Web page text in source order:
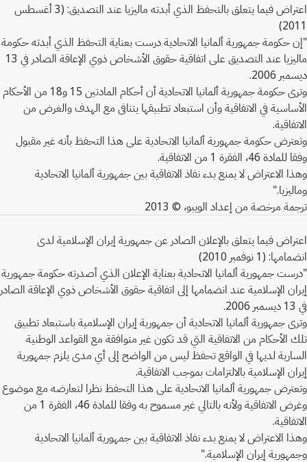
اعتراض فيما يتعلق بالتحفظ الذي أبدته ماليزيا عند التصديق: (3 أغسطس
2011)
"إن حكومة جمهورية ألمانيا الاتحادية درست بعناية التحفظ الذي أبدته حكومة
ماليزيا عند التصديق على اتفاقية حقوق الأشخاص ذوي الإعاقة الصادر في 13
ديسمبر 2006.
وترى حكومة جمهورية ألمانيا الاتحادية أن أحكام المادتين 15 و18 من الأحكام
الأساسية في الاتفاقية وأن استبعاد تطبيقها يتنافى مع الهدف والغرض من
الاتفاقية.
وتعترض حكومة جمهورية ألمانيا الاتحادية على هذا التحفظ بأنه غير مقبول
وفقا للمادة 46، الفقرة 1 من الاتفاقية.
وهذا الاعتراض لا يمنع بدء نفاذ الاتفاقية بين جمهورية ألمانيا الاتحادية
وماليزيا."
ترجمة مرخصة من إعداد الويبو، © 2013
اعتراض فيما يتعلق بالإعلان الصادر عن جمهورية إيران الإسلامية لدى
انضمامها: (1 نوفمبر 2010)
"درست جمهورية ألمانيا الاتحادية بعناية الإعلان الذي أصدرته حكومة جمهورية
إيران الإسلامية عند انضمامها إلى اتفاقية حقوق الأشخاص ذوي الإعاقة الصادر
في 13 ديسمبر 2006.
وترى جمهورية ألمانيا الاتحادية أن جمهورية إيران الإسلامية باستبعاد تطبيق
تلك الأحكام من الاتفاقية التي قد تكون غير متوافقة مع القواعد الوطنية
السارية لديها في الواقع تحفظ ليس من الواضح إلى أي مدى يلزم جمهورية
إيران الإسلامية بالالتزامات بموجب الاتفاقية.
وتعترض جمهورية ألمانيا الاتحادية على هذا التحفظ نظرا لتعارضه مع موضوع
وغرض الاتفاقية ولأنه بالتالي غير مسموح به وفقا للمادة 46، الفقرة 1 من
الاتفاقية.
وهذا الاعتراض لا يمنع بدء نفاذ الاتفاقية بين جمهورية ألمانيا الاتحادية
وجمهورية إيران الإسلامية."